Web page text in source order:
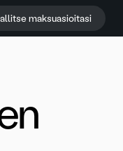
maksuasioitasi